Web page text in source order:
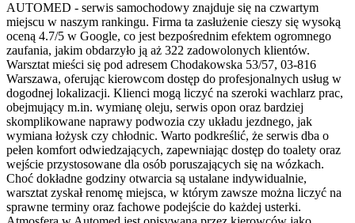
AUTOMED - serwis samochodowy znajduje się na czwartym
miejscu w naszym rankingu. Firma ta zasłużenie cieszy się wysoką
oceną 4.7/5 w Google, co jest bezpośrednim efektem ogromnego
zaufania, jakim obdarzyło ją aż 322 zadowolonych klientów.
Warsztat mieści się pod adresem Chodakowska 53/57, 03-816
Warszawa, oferując kierowcom dostęp do profesjonalnych usług w
dogodnej lokalizacji. Klienci mogą liczyć na szeroki wachlarz prac,
obejmujący m.in. wymianę oleju, serwis opon oraz bardziej
skomplikowane naprawy podwozia czy układu jezdnego, jak
wymiana łożysk czy chłodnic. Warto podkreślić, że serwis dba o
pełen komfort odwiedzających, zapewniając dostęp do toalety oraz
wejście przystosowane dla osób poruszających się na wózkach.
Choć dokładne godziny otwarcia są ustalane indywidualnie,
warsztat zyskał renomę miejsca, w którym zawsze można liczyć na
sprawne terminy oraz fachowe podejście do każdej usterki.